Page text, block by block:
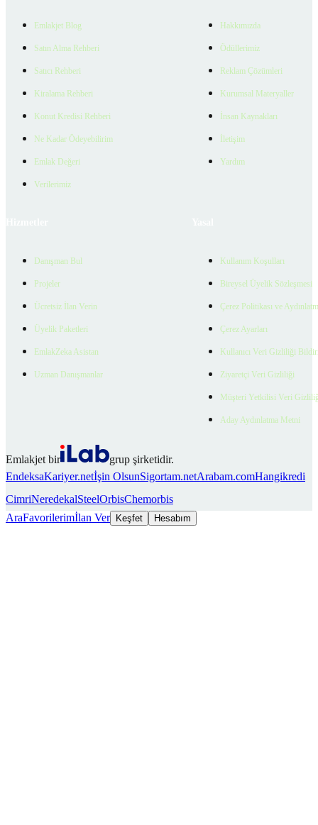
Emlakjet Blog
Satın Alma Rehberi
Satıcı Rehberi
Kiralama Rehberi
Konut Kredisi Rehberi
Ne Kadar Ödeyebilirim
Emlak Değeri
Verilerimiz
Hakkımızda
Ödüllerimiz
Reklam Çözümleri
Kurumsal Materyaller
İnsan Kaynakları
İletişim
Yardım
Danışman Bul
Projeler
Ücretsiz İlan Verin
Üyelik Paketleri
EmlakZeka Asistan
Uzman Danışmanlar
Kullanım Koşulları
Bireysel Üyelik Sözleşmesi
Çerez Politikası ve
Çerez Ayarları
Kullanıcı Veri Gizliliği
Ziyaretçi Veri Gizliliği
Müşteri Yetkilisi Veri
Aday Aydınlatma Metni
Emlakjet bir
grup şirketidir.
EndeksaKariyer.netİşin OlsunSigortam.netArabam.comHangikredi
CimriNeredekalSteelOrbisChemorbis
AraFavorilerimİlan Ver Keşfet Hesabım